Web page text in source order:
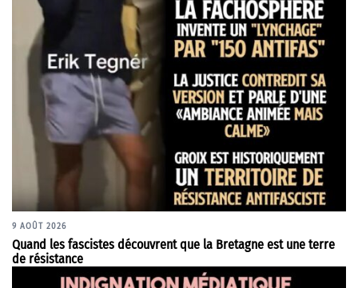
9 AOÛT 2026
Quand les fascistes découvrent que la Bretagne est une terre
de résistance